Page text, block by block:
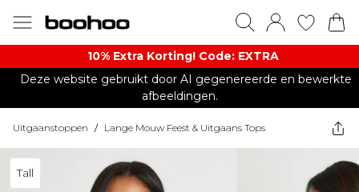
10% Extra Korting! Code: EXTRA​
Deze website gebruikt door AI gegenereerde en bewerkte
afbeeldingen.
Uitgaanstoppen / Lange Mouw Feest & Uitgaans Tops
Tall